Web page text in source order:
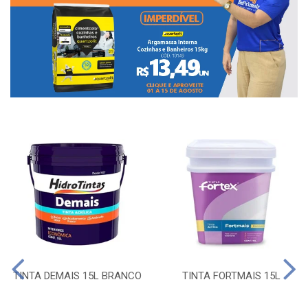
TINTA DEMAIS 15L BRANCO TINTA FORTMAIS 15L